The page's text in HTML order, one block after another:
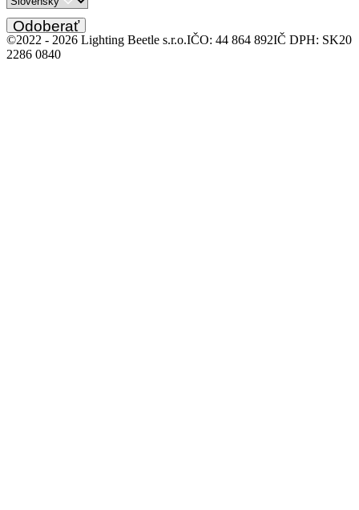
Odoberať
©2022 - 2026 Lighting Beetle s.r.o.IČO: 44 864 892IČ DPH: SK20
2286 0840